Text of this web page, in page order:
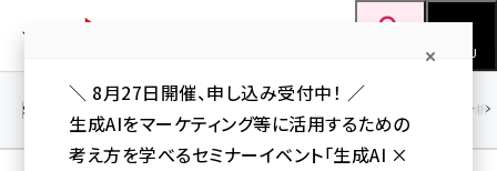
ン
MENU
SEO アクセス解析／データ分析
＼ 8月27日開催、申し込み受付中！ ／
生成AIをマーケティング等に活用するための
考え方を学べるセミナーイベント「生成AI ×